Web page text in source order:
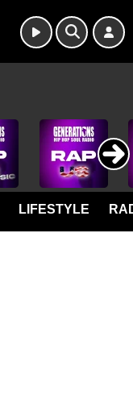
LIFESTYLE